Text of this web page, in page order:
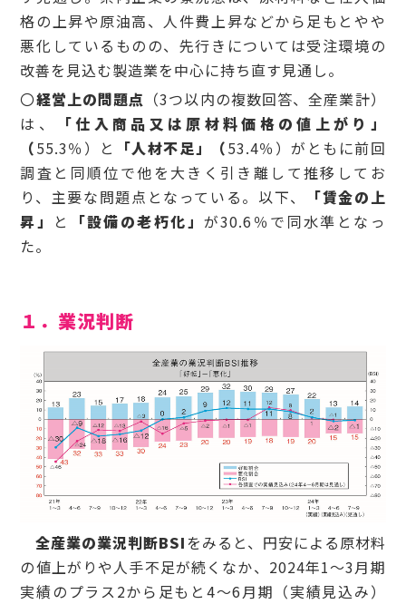
格の上昇や原油高、人件費上昇などから足もとやや
悪化しているものの、先行きについては受注環境の
改善を見込む製造業を中心に持ち直す見通し。
〇経営上の問題点 （3つ以内の複数回答、全産業計）
は、
「仕入商品又は原材料価格の値上がり」
（55.3％）と 「人材不足」（53.4％）がともに前回
調査と同順位で他を大きく引き離して推移してお
り、主要な問題点となっている。以下、
「賃金の上
昇」
と 「設備の老朽化」 が30.6％で同水準となっ
た。
１．業況判断
全産業の業況判断BSIをみると、円安による原材料
の値上がりや人手不足が続くなか、2024年1～3月期
実績のプラス2から足もと4～6月期（実績見込み）